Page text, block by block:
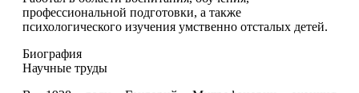
профессиональной подготовки, а также
психологического изучения умственно отсталых детей.
Биография
Научные труды